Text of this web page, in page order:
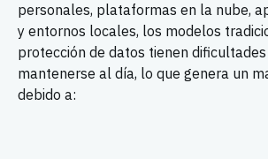
personales, plataformas en la nube,
y entornos locales, los modelos
protección de datos tienen
mantenerse al día, lo que genera un
debido a: